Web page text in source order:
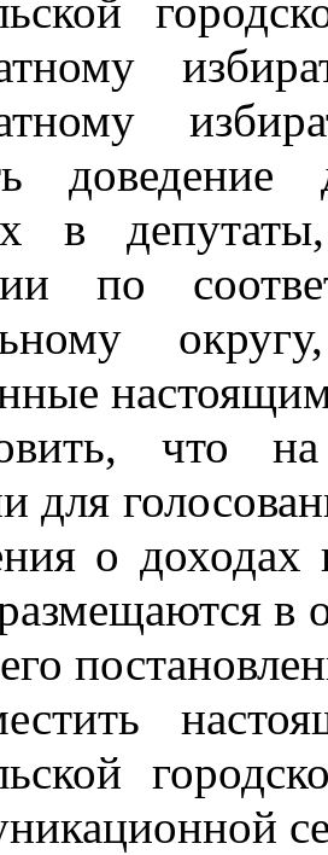
в
по
что
для
о доходах
в